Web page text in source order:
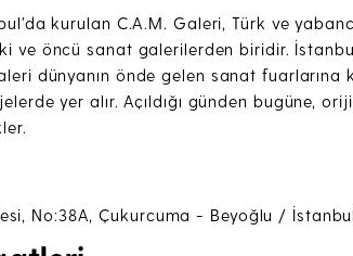
kurulan C.A.M. Galeri, Türk ve
ve öncü sanat galerilerden biridir.
dünyanın önde gelen sanat
yer alır. Açıldığı günden bugüne,
No:38A, Çukurcuma - Beyoğlu / İstanbul